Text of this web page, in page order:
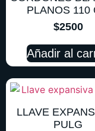
PLANOS 110
$2500
Añadir al
LLAVE
PULG